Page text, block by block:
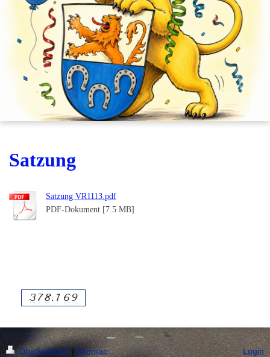
Satzung
Satzung VR1113.pdf
PDF-Dokument [7.5 MB]
Druckversion | Sitemap Login